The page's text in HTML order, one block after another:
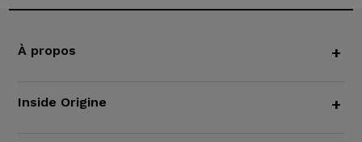
À propos +
Inside Origine +